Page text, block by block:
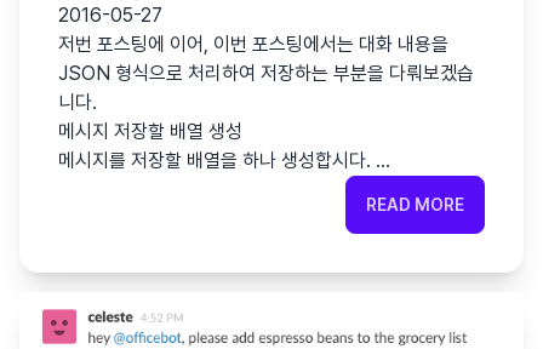
2016-05-27
저번 포스팅에 이어, 이번 포스팅에서는 대화 내용을
JSON 형식으로 처리하여 저장하는 부분을 다뤄보겠습
니다.
메시지 저장할 배열 생성
메시지를 저장할 배열을 하나 생성합시다. …
READ MORE